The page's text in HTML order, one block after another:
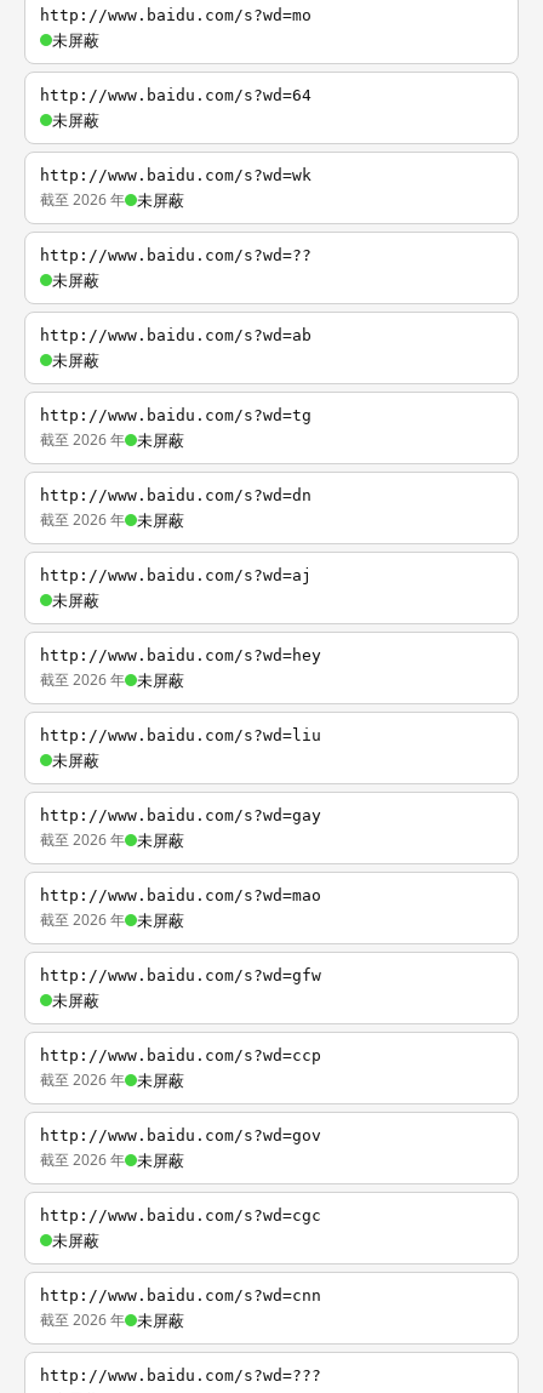
http://www.baidu.com/s?wd=mo
未屏蔽
http://www.baidu.com/s?wd=64
未屏蔽
http://www.baidu.com/s?wd=wk
截至 2026 年 未屏蔽
http://www.baidu.com/s?wd=??
未屏蔽
http://www.baidu.com/s?wd=ab
未屏蔽
http://www.baidu.com/s?wd=tg
截至 2026 年 未屏蔽
http://www.baidu.com/s?wd=dn
截至 2026 年 未屏蔽
http://www.baidu.com/s?wd=aj
未屏蔽
http://www.baidu.com/s?wd=hey
截至 2026 年 未屏蔽
http://www.baidu.com/s?wd=liu
未屏蔽
http://www.baidu.com/s?wd=gay
截至 2026 年 未屏蔽
http://www.baidu.com/s?wd=mao
截至 2026 年 未屏蔽
http://www.baidu.com/s?wd=gfw
未屏蔽
http://www.baidu.com/s?wd=ccp
截至 2026 年 未屏蔽
http://www.baidu.com/s?wd=gov
截至 2026 年 未屏蔽
http://www.baidu.com/s?wd=cgc
未屏蔽
http://www.baidu.com/s?wd=cnn
截至 2026 年 未屏蔽
http://www.baidu.com/s?wd=???